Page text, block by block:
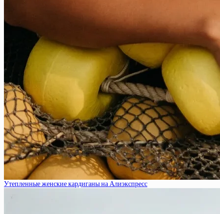
Утепленные женские кардиганы на Алиэкспресс